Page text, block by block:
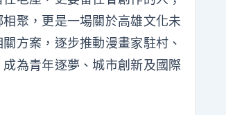
聚，更是一場關於高雄文化未
方案，逐步推動漫畫家駐村、
為青年逐夢、城市創新及國際